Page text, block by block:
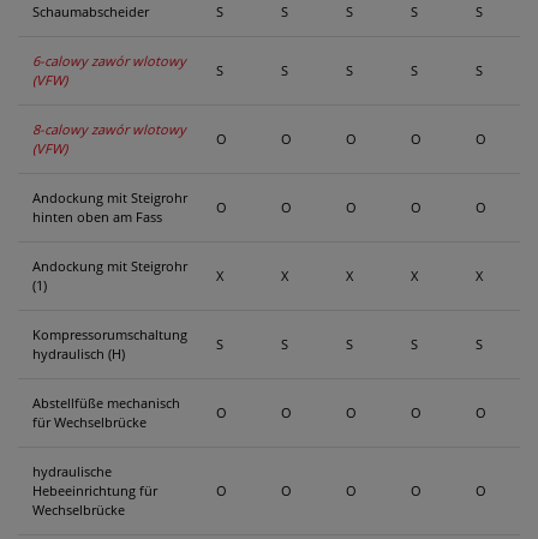
Schaumabscheider S S S S S
6-calowy zawór wlotowy
(VFW)
S S S S S
8-calowy zawór wlotowy
(VFW)
O O O O O
Andockung mit Steigrohr
hinten oben am Fass
O O O O O
Andockung mit Steigrohr
(1)
X X X X X
Kompressorumschaltung
hydraulisch (H)
S S S S S
Abstellfüße mechanisch
für Wechselbrücke
O O O O O
hydraulische
Hebeeinrichtung für
Wechselbrücke
O O O O O